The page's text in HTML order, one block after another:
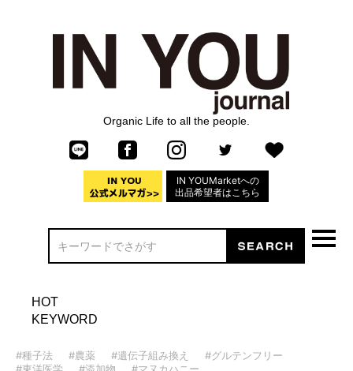
Organic Life to all the people.
IN YOUMarketへの
出品希望者はこちら
HOT
KEYWORD
#種子法 #農薬 #遺伝子組み換え
#グルテンフリー